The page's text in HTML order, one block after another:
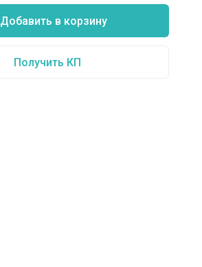
Добавить в корзину
Получить КП